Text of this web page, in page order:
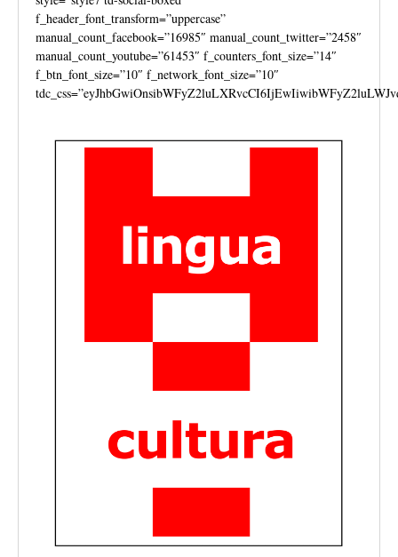
f_header_font_transform=”uppercase”
manual_count_facebook=”16985″ manual_count_twitter=”2458″
manual_count_youtube=”61453″ f_counters_font_size=”14″
f_btn_font_size=”10″ f_network_font_size=”10″